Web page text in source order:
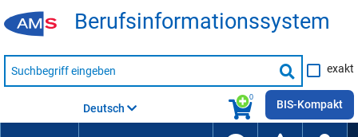
Be­rufs­in­for­ma­ti­ons­sys­tem
Suche
nach
Suche
starten
exakt
0
Deutsch BIS-Kompakt